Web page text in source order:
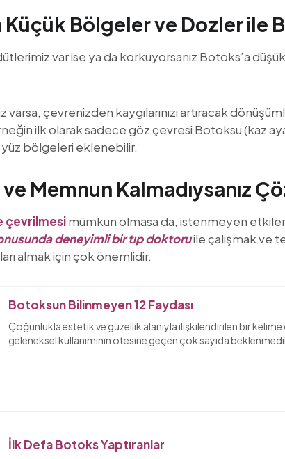
Bölgeler ve Dozler ile
var ise ya da korkuyorsanız Botoks’a
çevrenizden kaygılarınızı artıracak
ilk olarak sadece göz çevresi Botoksu (kaz
yüz bölgeleri eklenebilir.
Memnun Kalmadıysanız
çevrilmesimümkün olmasa da, istenmeyen
deneyimli bir tıp doktoruile çalışmak ve
almak için çok önemlidir.
Botoksun Bilinmeyen 12 Faydası
Çoğunlukla estetik ve güzellik alanıyla ilişkilendirilen bir kelime
geleneksel kullanımının ötesine geçen çok sayıda
İlk Defa Botoks Yaptıranlar